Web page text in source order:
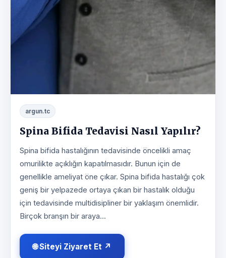
argun.tc
Spina Bifida Tedavisi Nasıl Yapılır?
Spina bifida hastalığının tedavisinde öncelikli amaç
omurilikte açıklığın kapatılmasıdır. Bunun için de
genellikle ameliyat öne çıkar. Spina bifida hastalığı çok
geniş bir yelpazede ortaya çıkan bir hastalık olduğu
için tedavisinde multidisipliner bir yaklaşım önemlidir.
Birçok branşın bir araya...
🌐 Siteyi Ziyaret Et ↗